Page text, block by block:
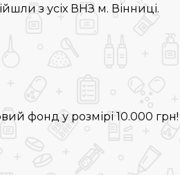
з усіх ВНЗ м. Вінниці.
фонд у розмірі 10.000 грн!